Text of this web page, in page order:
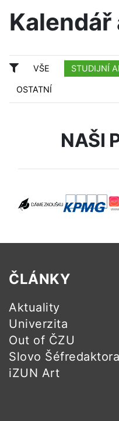
Kalendář
VŠE STUDIJNÍ
OSTATNÍ
NAŠI
ČLÁNKY
Aktuality
Univerzita
Out of ČZU
Slovo Šéfredaktora
iZUN Art